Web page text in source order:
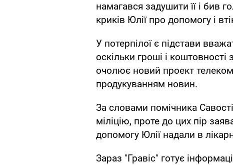
намагався задушити її і бив
криків Юлії про допомогу і
У потерпілої є підстави
оскільки гроші і
очолює новий проект
продукуванням новин.
За словами помічника
міліцію, проте до цих пір
допомогу Юлії надали в
Зараз "Гравіс" готує